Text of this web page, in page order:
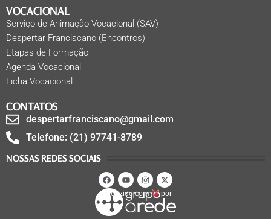
VOCACIONAL
Serviço de Animação Vocacional (SAV)
Despertar Franciscano (Encontros)
Etapas de Formação
Agenda Vocacional
Ficha Vocacional
CONTATOS
despertarfranciscano@gmail.com
Telefone: (21) 97741-8789
NOSSAS REDES SOCIAIS
Produzido com por